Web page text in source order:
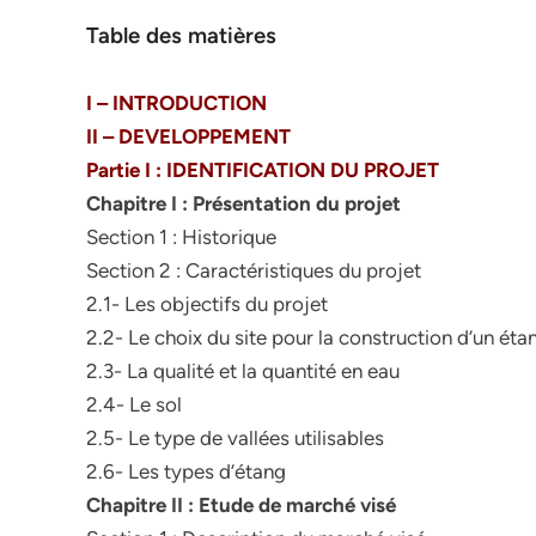
Table des matières
I – INTRODUCTION
II – DEVELOPPEMENT
Partie I : IDENTIFICATION DU PROJET
Chapitre I : Présentation du projet
Section 1 : Historique
Section 2 : Caractéristiques du projet
2.1- Les objectifs du projet
2.2- Le choix du site pour la construction d’un
2.3- La qualité et la quantité en eau
2.4- Le sol
2.5- Le type de vallées utilisables
2.6- Les types d’étang
Chapitre II : Etude de marché visé